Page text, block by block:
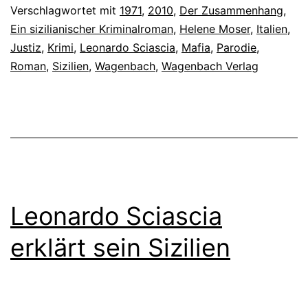
Verschlagwortet mit 1971, 2010, Der Zusammenhang,
Ein sizilianischer Kriminalroman, Helene Moser, Italien,
Justiz, Krimi, Leonardo Sciascia, Mafia, Parodie,
Roman, Sizilien, Wagenbach, Wagenbach Verlag
Leonardo Sciascia
erklärt sein Sizilien